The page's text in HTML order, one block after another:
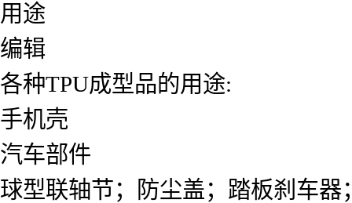
用途
编辑
各种TPU成型品的用途:
手机壳
汽车部件
球型联轴节；防尘盖；踏板刹车器